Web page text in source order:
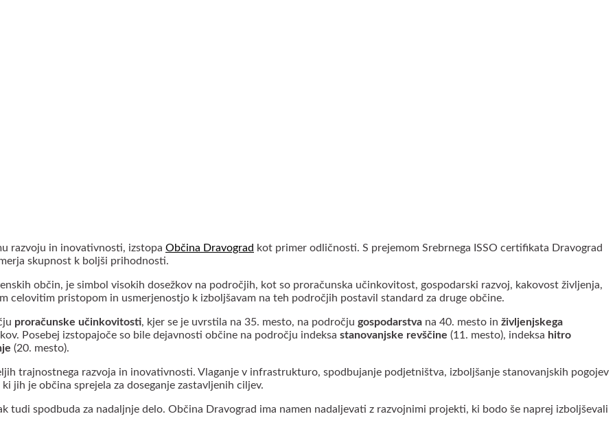
razvoju in inovativnosti, izstopa Občina Dravograd kot primer odličnosti. S prejemom Srebrnega ISSO certifikata Dravograd
skupnost k boljši prihodnosti.
občin, je simbol visokih dosežkov na področjih, kot so proračunska učinkovitost, gospodarski razvoj, kakovost življenja,
celovitim pristopom in usmerjenostjo k izboljšavam na teh področjih postavil standard za druge občine.
proračunske učinkovitosti, kjer se je uvrstila na 35. mesto, na področju gospodarstva na 40. mesto in življenjskega
Posebej izstopajoče so bile dejavnosti občine na področju indeksa stanovanjske revščine (11. mesto), indeksa hitro
(20. mesto).
trajnostnega razvoja in inovativnosti. Vlaganje v infrastrukturo, spodbujanje podjetništva, izboljšanje stanovanjskih pogojev
jih je občina sprejela za doseganje zastavljenih ciljev.
tudi spodbuda za nadaljnje delo. Občina Dravograd ima namen nadaljevati z razvojnimi projekti, ki bodo še naprej izboljševali